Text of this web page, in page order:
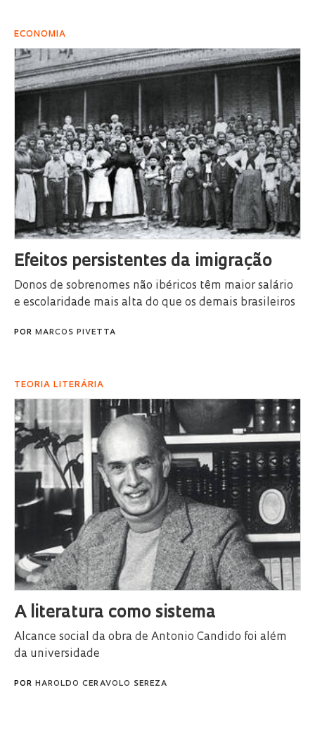
ECONOMIA
Efeitos persistentes da imigração
Donos de sobrenomes não ibéricos têm maior salário
e escolaridade mais alta do que os demais brasileiros
POR MARCOS PIVETTA
TEORIA LITERÁRIA
A literatura como sistema
Alcance social da obra de Antonio Candido foi além
da universidade
POR HAROLDO CERAVOLO SEREZA